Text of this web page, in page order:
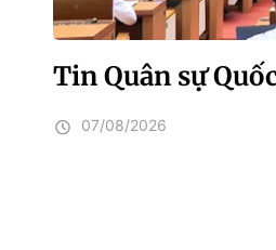
Tin Quân sự
07/08/2026